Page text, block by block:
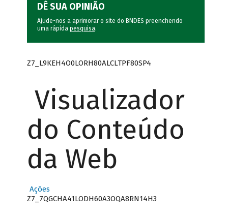
DÊ SUA OPINIÃO
Ajude-nos a aprimorar o site do BNDES preenchendo
uma rápida pesquisa.
Z7_L9KEH4O0LORH80ALCLTPF80SP4
Visualizador
do Conteúdo
da Web
Ações
Z7_7QGCHA41LODH60A3OQA8RN14H3